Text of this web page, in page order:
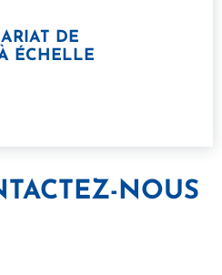
DE
ÉCHELLE
NOUS